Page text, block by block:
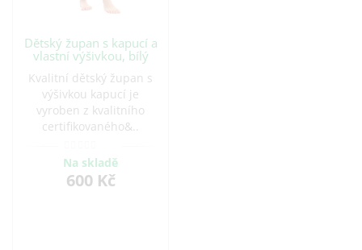
Dětský župan s kapucí a
vlastní výšivkou, bílý
Kvalitní dětský župan s
výšivkou kapucí je
vyroben z kvalitního
certifikovaného&..
Na skladě
600 Kč